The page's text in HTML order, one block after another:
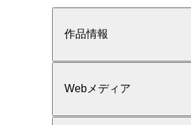
作品情報
Webメディア